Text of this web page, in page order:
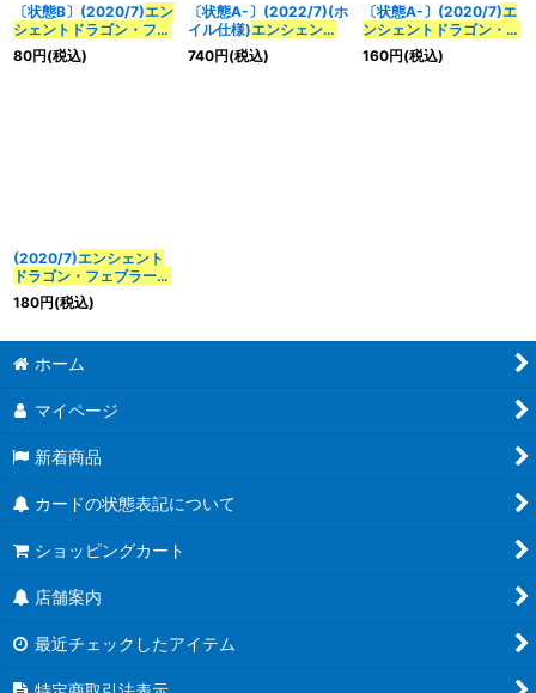
〔状態B〕(2020/7)エン
シェントドラゴン・フェ
ブラーニ【C】{BS52-
010}《赤》
80円(税込)
〔状態A-〕(2022/7)(ホ
イル仕様)エンシェント
ドラゴン・フェブラーニ
【C】{BS52-010}
740円(税込)
〔状態A-〕(2020/7)エ
ンシェントドラゴン・フ
ェブラーニ【C】
{BS52-010}《赤》
160円(税込)
(2020/7)エンシェント
ドラゴン・フェブラーニ
【C】{BS52-010}
《赤》
180円(税込)
ホーム
マイページ
新着商品
カードの状態表記について
ショッピングカート
店舗案内
最近チェックしたアイテム